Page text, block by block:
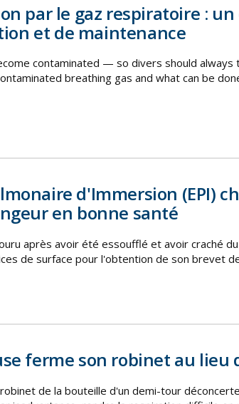
par le gaz respiratoire : un
et de maintenance
contaminated — so divers should always
breathing gas and what can be
d'Immersion (EPI)
en bonne santé
après avoir été essoufflé et avoir craché
de surface pour l'obtention de son brevet
ferme son robinet au lieu
de la bouteille d'un demi-tour